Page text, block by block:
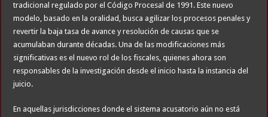
tradicional regulado por el Código Procesal de 1991. Este nuevo
modelo, basado en la oralidad, busca agilizar los procesos penales y
revertir la baja tasa de avance y resolución de causas que se
acumulaban durante décadas. Una de las modificaciones más
significativas es el nuevo rol de los fiscales, quienes ahora son
responsables de la investigación desde el inicio hasta la instancia del
juicio.
En aquellas jurisdicciones donde el sistema acusatorio aún no está